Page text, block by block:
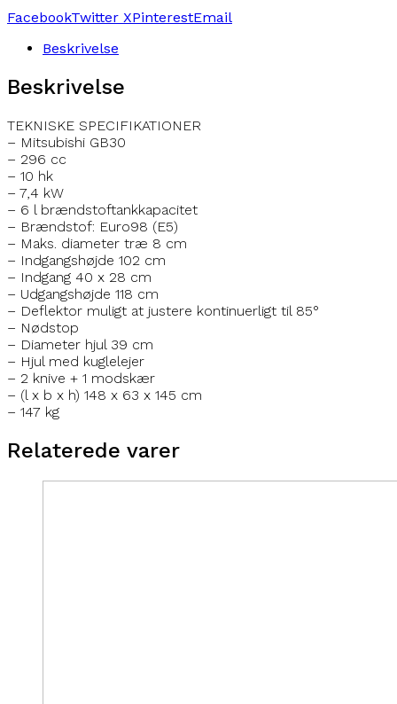
FacebookTwitter XPinterestEmail
Beskrivelse
Beskrivelse
TEKNISKE SPECIFIKATIONER
– Mitsubishi GB30
– 296 cc
– 10 hk
– 7,4 kW
– 6 l brændstoftankkapacitet
– Brændstof: Euro98 (E5)
– Maks. diameter træ 8 cm
– Indgangshøjde 102 cm
– Indgang 40 x 28 cm
– Udgangshøjde 118 cm
– Deflektor muligt at justere kontinuerligt til 85°
– Nødstop
– Diameter hjul 39 cm
– Hjul med kuglelejer
– 2 knive + 1 modskær
– (l x b x h) 148 x 63 x 145 cm
– 147 kg
Relaterede varer